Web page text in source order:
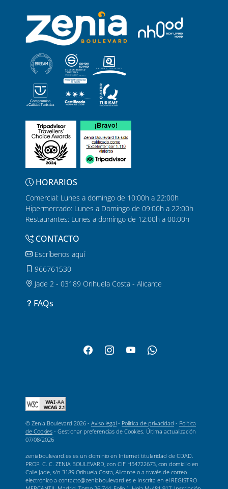
HORARIOS
Comercial: Lunes a domingo de 10:00h a 22:00h
Hipermercado: Lunes a Domingo de 09:00h a 22:00h
Restaurantes: Lunes a domingo de 12:00h a 00:00h
CONTACTO
Escríbenos aquí
966761530
Jade 2 - 03189 Orihuela Costa - Alicante
FAQs
© Zenia Boulevard 2026 - Aviso legal - Política de privacidad - Política
de Cookies - Gestionar preferencias de Cookies . Última actualización
07/08/2026
zeniaboulevard.es es un dominio en Internet titularidad de CDAD.
PROP. C. C. ZENIA BOULEVARD, con CIF H54722673, con domicilio en
Calle Jade, s/n 3189 Orihuela Costa, Alicante o a través de correo
electrónico a contacto@zeniaboulevard.es e Inscrita en el REGISTRO